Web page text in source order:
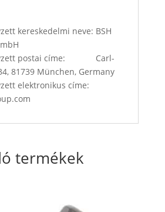
kereskedelmi neve: BSH
postai címe: Carl-
81739 München, Germany
elektronikus címe:
termékek